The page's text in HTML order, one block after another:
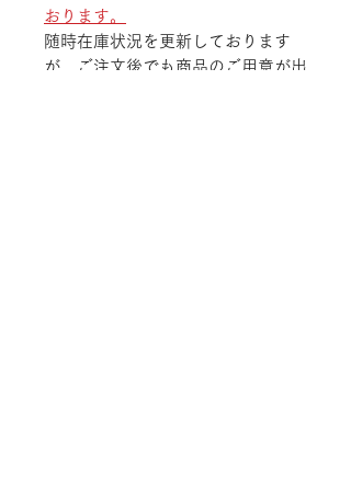
おります。
随時在庫状況を更新しております
が、ご注文後でも商品のご用意が出